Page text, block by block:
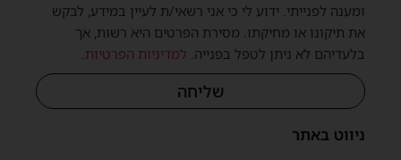
ניווט באתר
ומענה לפנייתי. ידוע לי כי אני רשאי/ת לעיין במידע, לבקש
את תיקונו או מחיקתו. מסירת הפרטים היא רשות, אך
בלעדיהם לא ניתן לטפל בפנייה. למדיניות הפרטיות.
שליחה